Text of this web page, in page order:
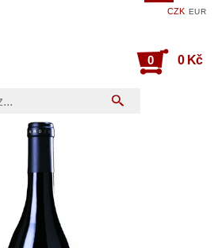
CZK EUR
0 0 Kč